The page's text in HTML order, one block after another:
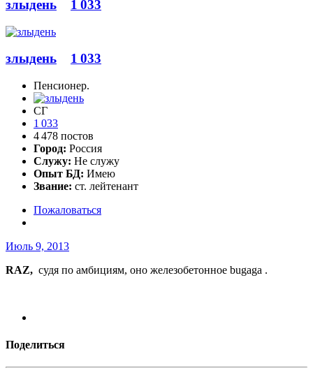
злыдень 1 033
злыдень 1 033
Пенсионер.
СГ
1 033
4 478 постов
Город: Россия
Служу: Не служу
Опыт БД: Имею
Звание: ст. лейтенант
Пожаловаться
Июль 9, 2013
RAZ, судя по амбициям, оно железобетонное bugaga .
Поделиться